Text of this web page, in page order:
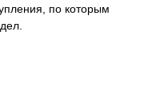
по которым